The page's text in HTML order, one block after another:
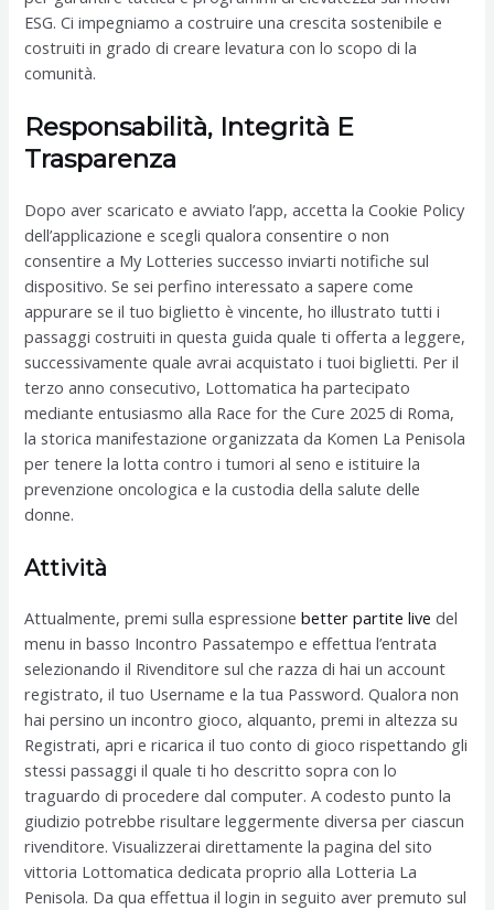
ESG. Ci impegniamo a costruire una crescita sostenibile e
costruiti in grado di creare levatura con lo scopo di la
comunità.
Responsabilità, Integrità E
Trasparenza
Dopo aver scaricato e avviato l’app, accetta la Cookie Policy
dell’applicazione e scegli qualora consentire o non
consentire a My Lotteries successo inviarti notifiche sul
dispositivo. Se sei perfino interessato a sapere come
appurare se il tuo biglietto è vincente, ho illustrato tutti i
passaggi costruiti in questa guida quale ti offerta a leggere,
successivamente quale avrai acquistato i tuoi biglietti. Per il
terzo anno consecutivo, Lottomatica ha partecipato
mediante entusiasmo alla Race for the Cure 2025 di Roma,
la storica manifestazione organizzata da Komen La Penisola
per tenere la lotta contro i tumori al seno e istituire la
prevenzione oncologica e la custodia della salute delle
donne.
Attività
Attualmente, premi sulla espressionebetter partite live del
menu in basso Incontro Passatempo e effettua l’entrata
selezionando il Rivenditore sul che razza di hai un account
registrato, il tuo Username e la tua Password. Qualora non
hai persino un incontro gioco, alquanto, premi in altezza su
Registrati, apri e ricarica il tuo conto di gioco rispettando gli
stessi passaggi il quale ti ho descritto sopra con lo
traguardo di procedere dal computer. A codesto punto la
giudizio potrebbe risultare leggermente diversa per ciascun
rivenditore. Visualizzerai direttamente la pagina del sito
vittoria Lottomatica dedicata proprio alla Lotteria La
Penisola. Da qua effettua il login in seguito aver premuto sul